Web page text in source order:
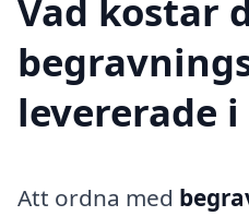
Vad kostar
levererade i
Att ordna med